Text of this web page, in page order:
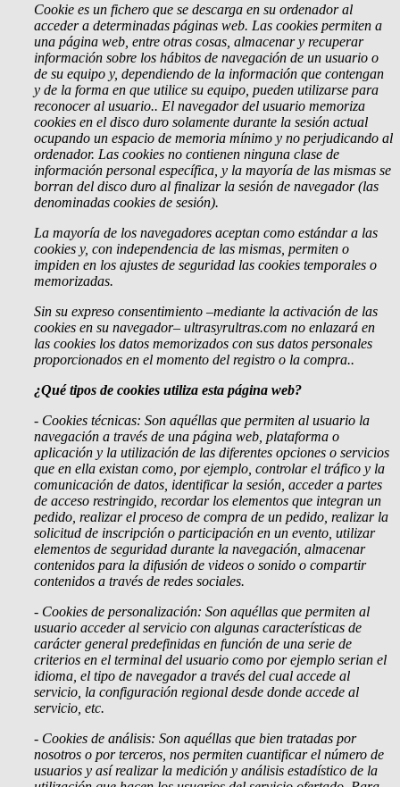
Cookie es un fichero que se descarga en su ordenador al
acceder a determinadas páginas web. Las cookies permiten a
una página web, entre otras cosas, almacenar y recuperar
información sobre los hábitos de navegación de un usuario o
de su equipo y, dependiendo de la información que contengan
y de la forma en que utilice su equipo, pueden utilizarse para
reconocer al usuario.. El navegador del usuario memoriza
cookies en el disco duro solamente durante la sesión actual
ocupando un espacio de memoria mínimo y no perjudicando al
ordenador. Las cookies no contienen ninguna clase de
información personal específica, y la mayoría de las mismas se
borran del disco duro al finalizar la sesión de navegador (las
denominadas cookies de sesión).
La mayoría de los navegadores aceptan como estándar a las
cookies y, con independencia de las mismas, permiten o
impiden en los ajustes de seguridad las cookies temporales o
memorizadas.
Sin su expreso consentimiento –mediante la activación de las
cookies en su navegador– ultrasyrultras.com no enlazará en
las cookies los datos memorizados con sus datos personales
proporcionados en el momento del registro o la compra..
¿Qué tipos de cookies utiliza esta página web?
- Cookies técnicas: Son aquéllas que permiten al usuario la
navegación a través de una página web, plataforma o
aplicación y la utilización de las diferentes opciones o servicios
que en ella existan como, por ejemplo, controlar el tráfico y la
comunicación de datos, identificar la sesión, acceder a partes
de acceso restringido, recordar los elementos que integran un
pedido, realizar el proceso de compra de un pedido, realizar la
solicitud de inscripción o participación en un evento, utilizar
elementos de seguridad durante la navegación, almacenar
contenidos para la difusión de videos o sonido o compartir
contenidos a través de redes sociales.
- Cookies de personalización: Son aquéllas que permiten al
usuario acceder al servicio con algunas características de
carácter general predefinidas en función de una serie de
criterios en el terminal del usuario como por ejemplo serian el
idioma, el tipo de navegador a través del cual accede al
servicio, la configuración regional desde donde accede al
servicio, etc.
- Cookies de análisis: Son aquéllas que bien tratadas por
nosotros o por terceros, nos permiten cuantificar el número de
usuarios y así realizar la medición y análisis estadístico de la